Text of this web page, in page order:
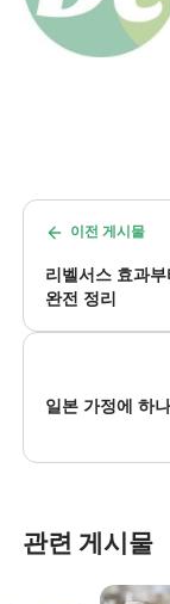
이전 게시물
리벨서스 효과
완전 정리
일본 가정에 하
관련 게시물